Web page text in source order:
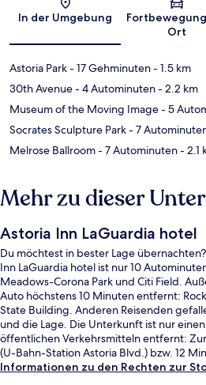
Karte
In der Umgebung
Ort
Astoria Park- 17 Gehminuten- 1.5 km
30th Avenue- 4 Autominuten- 2.2 km
Museum of the Moving Image- 5
Socrates Sculpture Park- 7
Melrose Ballroom- 7 Autominuten- 2.1
Mehr zu dieser
Astoria Inn LaGuardia hotel
Du möchtest in bester Lage
Inn LaGuardia hotel ist nur 10
Meadows-Corona Park und Citi Field.
Auto höchstens 10 Minuten entfernt:
State Building. Anderen Reisenden
und die Lage. Die Unterkunft ist nur
öffentlichen Verkehrsmitteln entfernt:
(U-Bahn-Station Astoria Blvd.) bzw. 12
- Ditmars Blvd.).
Informationen zu den Rechten zur